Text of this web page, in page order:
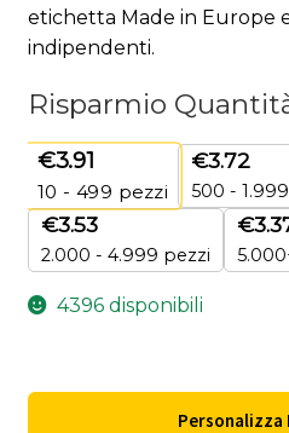
etichetta Made in Europe
indipendenti.
Risparmio
€3.91
10 - 499 pezzi
€3.72
500 -
€3.53
2.000 - 4.999 pezzi
€
4396 disponibili